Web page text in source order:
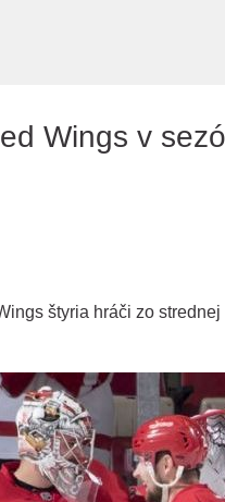
Wings v
štyria hráči zo